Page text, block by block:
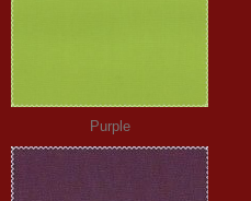
Purple